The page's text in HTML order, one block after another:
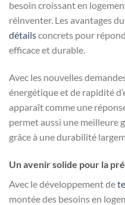
besoin croissant en
réinventer. Les avantages
détailsconcrets pour
efficace et durable.
Avec les nouvelles
énergétique et de rapidité
apparaît comme une
permet aussi une meilleure
grâce à une durabilité
Un avenir solide pour la
Avec le développement de
montée des besoins en